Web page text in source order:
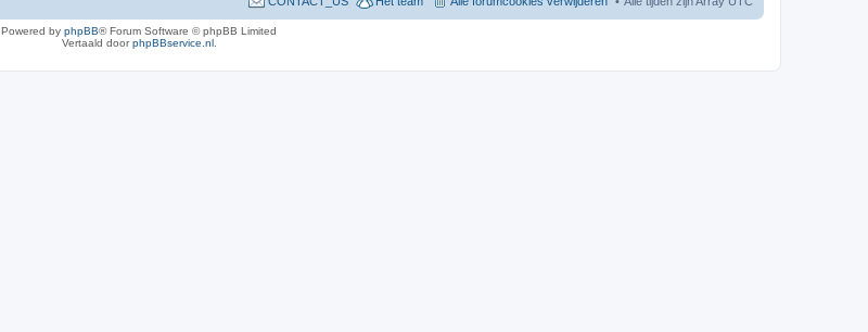
Powered by phpBB® Forum Software © phpBB Limited
Vertaald doorphpBBservice.nl.